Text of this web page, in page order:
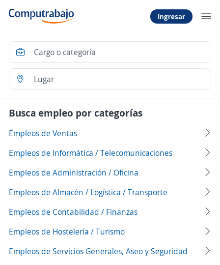
Ingresar
Busca empleo por categorías
Empleos de Ventas
Empleos de Informática / Telecomunicaciones
Empleos de Administración / Oficina
Empleos de Almacén / Logística / Transporte
Empleos de Contabilidad / Finanzas
Empleos de Hostelería / Turismo
Empleos de Servicios Generales, Aseo y Seguridad